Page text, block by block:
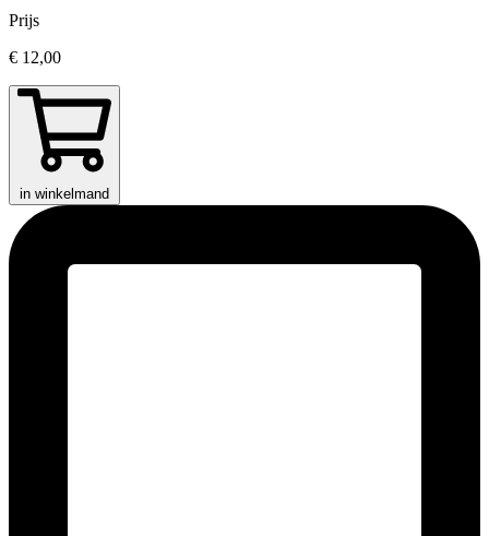
Prijs
€ 12,00
in winkelmand